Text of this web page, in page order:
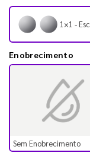
1×1 -
Enobrecimento
Sem Enobrecimento